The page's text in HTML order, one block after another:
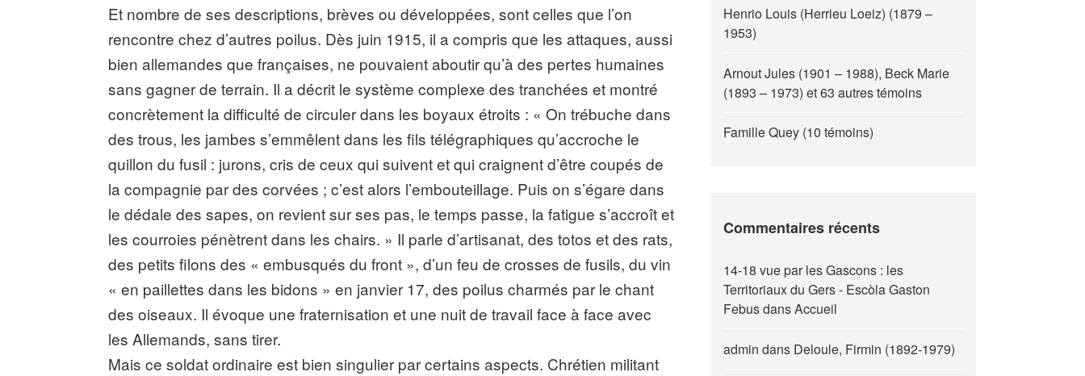
Et nombre de ses descriptions, brèves ou développées, sont celles que l’on
rencontre chez d’autres poilus. Dès juin 1915, il a compris que les attaques, aussi
bien allemandes que françaises, ne pouvaient aboutir qu’à des pertes humaines
sans gagner de terrain. Il a décrit le système complexe des tranchées et montré
concrètement la difficulté de circuler dans les boyaux étroits : « On trébuche dans
des trous, les jambes s’emmêlent dans les fils télégraphiques qu’accroche le
quillon du fusil : jurons, cris de ceux qui suivent et qui craignent d’être coupés de
la compagnie par des corvées ; c’est alors l’embouteillage. Puis on s’égare dans
le dédale des sapes, on revient sur ses pas, le temps passe, la fatigue s’accroît et
les courroies pénètrent dans les chairs. » Il parle d’artisanat, des totos et des rats,
des petits filons des « embusqués du front », d’un feu de crosses de fusils, du vin
« en paillettes dans les bidons » en janvier 17, des poilus charmés par le chant
des oiseaux. Il évoque une fraternisation et une nuit de travail face à face avec
les Allemands, sans tirer.
Mais ce soldat ordinaire est bien singulier par certains aspects. Chrétien militant
Henrio Louis (Herrieu Loeiz) (1879 –
1953)
Arnout Jules (1901 – 1988), Beck Marie
(1893 – 1973) et 63 autres témoins
Famille Quey (10 témoins)
Commentaires récents
14-18 vue par les Gascons : les
Territoriaux du Gers - Escòla Gaston
FebusdansAccueil
admin dans Deloule, Firmin (1892-1979)